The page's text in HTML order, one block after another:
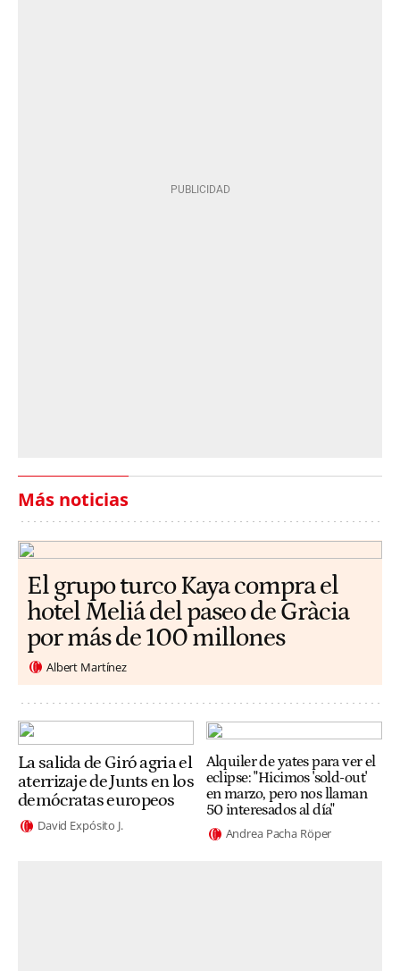
Más noticias
El grupo turco Kaya compra el
hotel Meliá del paseo de Gràcia
por más de 100 millones
Albert Martínez
La salida de Giró agria el
aterrizaje de Junts en los
demócratas europeos
David Expósito J.
Alquiler de yates para ver el
eclipse: "Hicimos 'sold-out'
en marzo, pero nos llaman
50 interesados al día"
Andrea Pacha Röper